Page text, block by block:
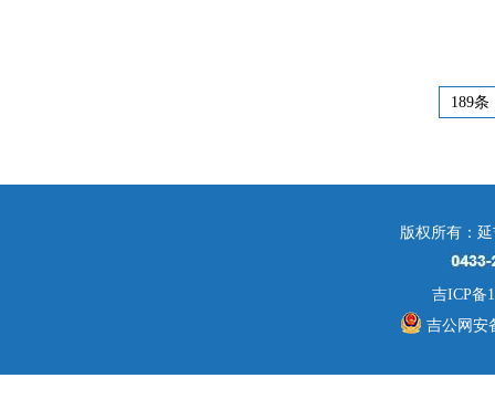
189条
版权所有：
吉ICP备
吉公网安